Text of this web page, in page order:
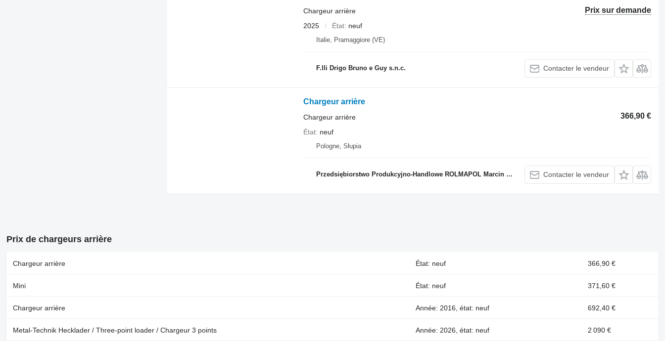
Prix sur demande
Chargeur arrière
2025
État neuf
Italie, Pramaggiore (VE)
F.lli Drigo Bruno e Guy s.n.c. Contacter le vendeur
Chargeur arrière
366,90 €
Chargeur arrière
État neuf
Pologne, Słupia
Przedsiębiorstwo Produkcyjno-Handlowe ROLMAPOL Marcin Dziekan Contacter le vendeur
Prix de chargeurs arrière
Chargeur arrière État: neuf 366,90 €
Mini État: neuf 371,60 €
Chargeur arrière Année: 2016, état: neuf 692,40 €
Metal-Technik Hecklader / Three-point loader / Chargeur 3 points Année: 2026, état: neuf 2 090 €